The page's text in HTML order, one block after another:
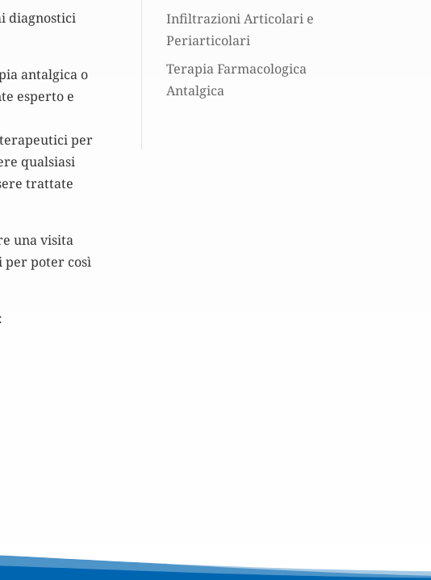
diagnostici
antalgica o
esperto e
per
qualsiasi
trattate
una visita
per poter così
Infiltrazioni Articolari e
Periarticolari
Terapia Farmacologica
Antalgica